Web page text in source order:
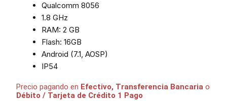
Qualcomm 8056
1.8 GHz
RAM: 2 GB
Flash: 16GB
Android (7.1, AOSP)
IP54
Precio pagando en Efectivo, Transferencia Bancaria o
Débito / Tarjeta de Crédito 1 Pago